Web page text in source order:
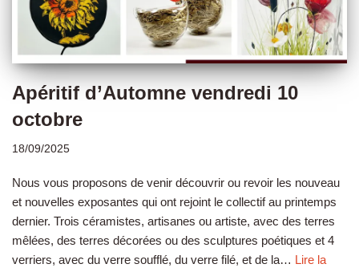
Apéritif d’Automne vendredi 10
octobre
18/09/2025
Nous vous proposons de venir découvrir ou revoir les nouveau
et nouvelles exposantes qui ont rejoint le collectif au printemps
dernier. Trois céramistes, artisanes ou artiste, avec des terres
mêlées, des terres décorées ou des sculptures poétiques et 4
verriers, avec du verre soufflé, du verre filé, et de la… Lire la